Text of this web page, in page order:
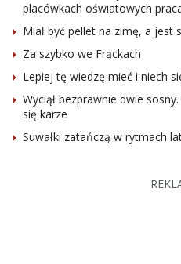
placówkach oświatowych
Miał być pellet na zimę, a jest
Za szybko we Frąckach
Lepiej tę wiedzę mieć i niech
Wyciął bezprawnie dwie
się karze
Suwałki zatańczą w rytmach